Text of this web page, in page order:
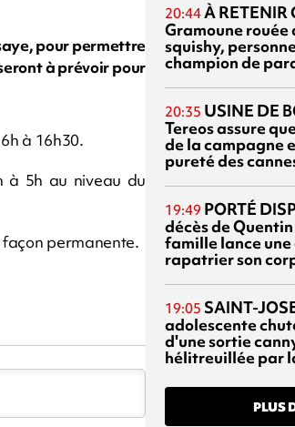
pour permettre
à prévoir pour
à 16h30.
à 5h au niveau du
façon permanente.
20:44À RETENIR
Gramoune rouée
squishy,
champion de
20:35 USINE DE
Tereos assure
de la campagne
pureté des
19:49 PORTÉ
décès de
famille lance
rapatrier son
19:05 SAINT-
adolescente
d'une sortie
hélitreuillée par
PLUS